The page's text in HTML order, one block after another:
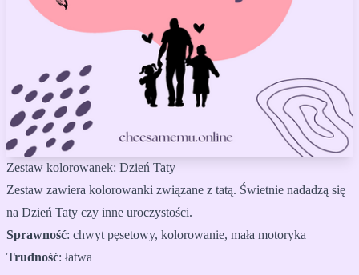
Zestaw kolorowanek: Dzień Taty
Zestaw zawiera kolorowanki związane z tatą. Świetnie nadadzą się
na Dzień Taty czy inne uroczystości.
Sprawność: chwyt pęsetowy, kolorowanie, mała motoryka
Trudność: łatwa